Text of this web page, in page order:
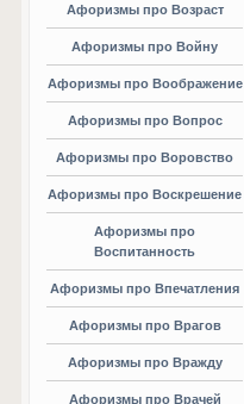
Афоризмы про Возраст
Афоризмы про Войну
Афоризмы про Воображение
Афоризмы про Вопрос
Афоризмы про Воровство
Афоризмы про Воскрешение
Афоризмы про
Воспитанность
Афоризмы про Впечатления
Афоризмы про Врагов
Афоризмы про Вражду
Афоризмы про Врачей